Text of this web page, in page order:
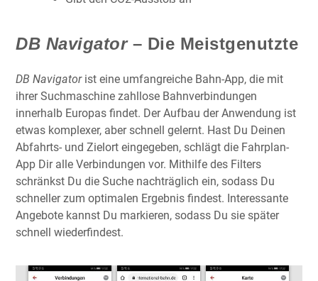
DB Navigator– Die Meistgenutzte
DB Navigatorist eine umfangreiche Bahn-App, die mit
ihrer Suchmaschine zahllose Bahnverbindungen
innerhalb Europas findet. Der Aufbau der Anwendung ist
etwas komplexer, aber schnell gelernt. Hast Du Deinen
Abfahrts- und Zielort eingegeben, schlägt die Fahrplan-
App Dir alle Verbindungen vor. Mithilfe des Filters
schränkst Du die Suche nachträglich ein, sodass Du
schneller zum optimalen Ergebnis findest. Interessante
Angebote kannst Du markieren, sodass Du sie später
schnell wiederfindest.